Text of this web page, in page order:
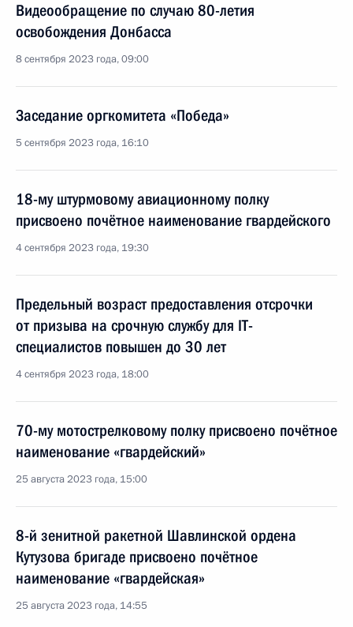
Видеообращение по случаю 80-летия
освобождения Донбасса
8 сентября 2023 года, 09:00
Заседание оргкомитета «Победа»
5 сентября 2023 года, 16:10
18-му штурмовому авиационному полку
присвоено почётное наименование гвардейского
4 сентября 2023 года, 19:30
Предельный возраст предоставления отсрочки
от призыва на срочную службу для IT-
специалистов повышен до 30 лет
4 сентября 2023 года, 18:00
70-му мотострелковому полку присвоено почётное
наименование «гвардейский»
25 августа 2023 года, 15:00
8-й зенитной ракетной Шавлинской ордена
Кутузова бригаде присвоено почётное
наименование «гвардейская»
25 августа 2023 года, 14:55